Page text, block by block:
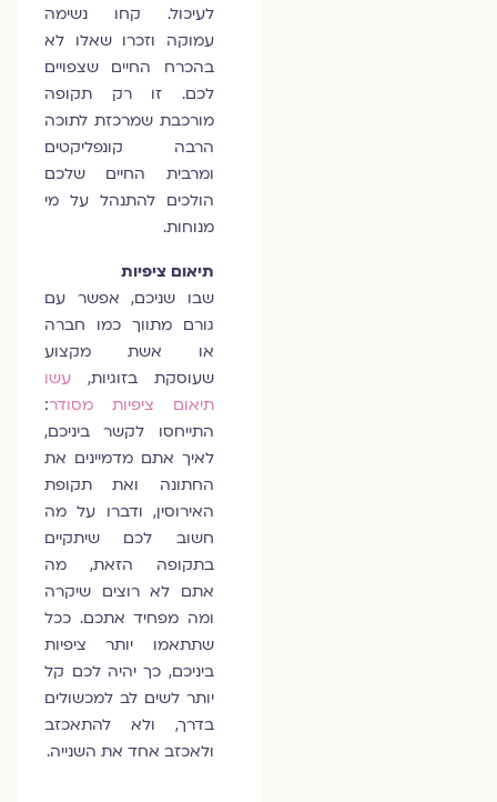
לעיכול. קחו נשימה
עמוקה וזכרו שאלו לא
בהכרח החיים שצפויים
לכם. זו רק תקופה
מורכבת שמרכזת לתוכה
הרבה קונפליקטים
ומרבית החיים שלכם
הולכים להתנהל על מי
מנוחות.
תיאום ציפיות
שבו שניכם, אפשר עם
גורם מתווך כמו חברה
או אשת מקצוע
שעוסקת בזוגיות,עשו
תיאום ציפיות מסודר:
התייחסו לקשר ביניכם,
לאיך אתם מדמיינים את
החתונה ואת תקופת
האירוסין, ודברו על מה
חשוב לכם שיתקיים
בתקופה הזאת, מה
אתם לא רוצים שיקרה
ומה מפחיד אתכם. ככל
שתתאמו יותר ציפיות
ביניכם, כך יהיה לכם קל
יותר לשים לב למכשולים
בדרך, ולא להתאכזב
ולאכזב אחד את השנייה.